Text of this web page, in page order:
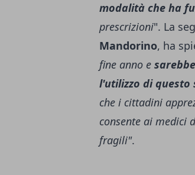
modalità che ha
prescrizioni". La
Mandorino, ha
fine anno e
l'utilizzo di questo
che i cittadini
consente ai medici
fragili".